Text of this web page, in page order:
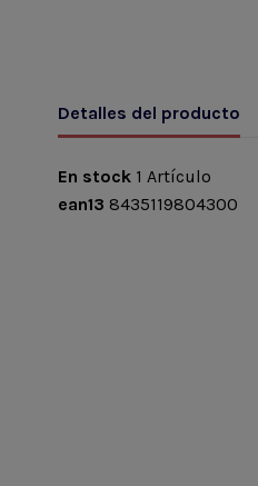
Detalles del producto
En stock 1 Artículo
ean13 8435119804300